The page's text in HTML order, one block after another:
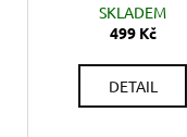
SKLADEM
499 Kč
DETAIL